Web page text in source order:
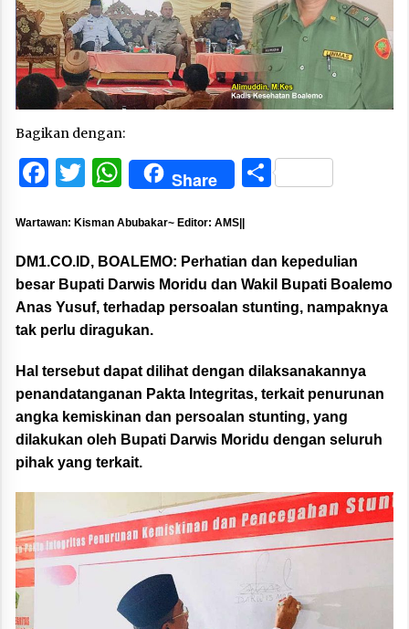
Bagikan dengan:
Facebook
Twitter
WhatsApp
Share Share
Wartawan: Kisman Abubakar~ Editor: AMS||
DM1.CO.ID, BOALEMO: Perhatian dan kepedulian
besar Bupati Darwis Moridu dan Wakil Bupati Boalemo
Anas Yusuf, terhadap persoalan stunting, nampaknya
tak perlu diragukan.
Hal tersebut dapat dilihat dengan dilaksanakannya
penandatanganan Pakta Integritas, terkait penurunan
angka kemiskinan dan persoalan stunting, yang
dilakukan oleh Bupati Darwis Moridu dengan seluruh
pihak yang terkait.